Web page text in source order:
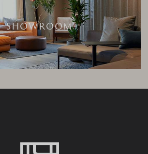
SHOWROOM